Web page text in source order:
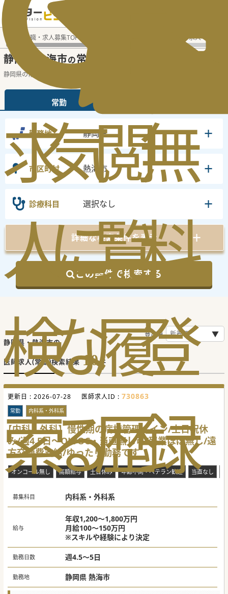
求
人
検
索
気
に
な
る
閲
覧
履
歴
無
料
登
録
医師転職・求人募集TOP 静岡県 医師求人
静岡県熱海市の常勤医師求人・転職情報
静岡県の常勤の医師求人の検索結果です。
常勤
勤務地 静岡県
市区町村 熱海市
診療科目 選択なし
詳細な検索条件を表示
この条件で検索する
静岡県・熱海市の
医師求人(常勤)検索結果10件
並び順
更新日 : 2026-07-28 医師求人ID : 730863
常勤 内科系・外科系
【内科・外科】慢性期の病棟管理メイン/土日祝休
み/週4.5日～OK/OC・当直無し可/残業ほぼ無し/遠
方交通費支給/ゆったり勤務です
オンコール無し 高額給与 土日休み 年齢不問・ベテラン歓迎 当直なし
募集科目 内科系・外科系
給与
年収1,200～1,800万円
月給100～150万円
※スキルや経験により決定
勤務日数 週4.5～5日
勤務地 静岡県 熱海市